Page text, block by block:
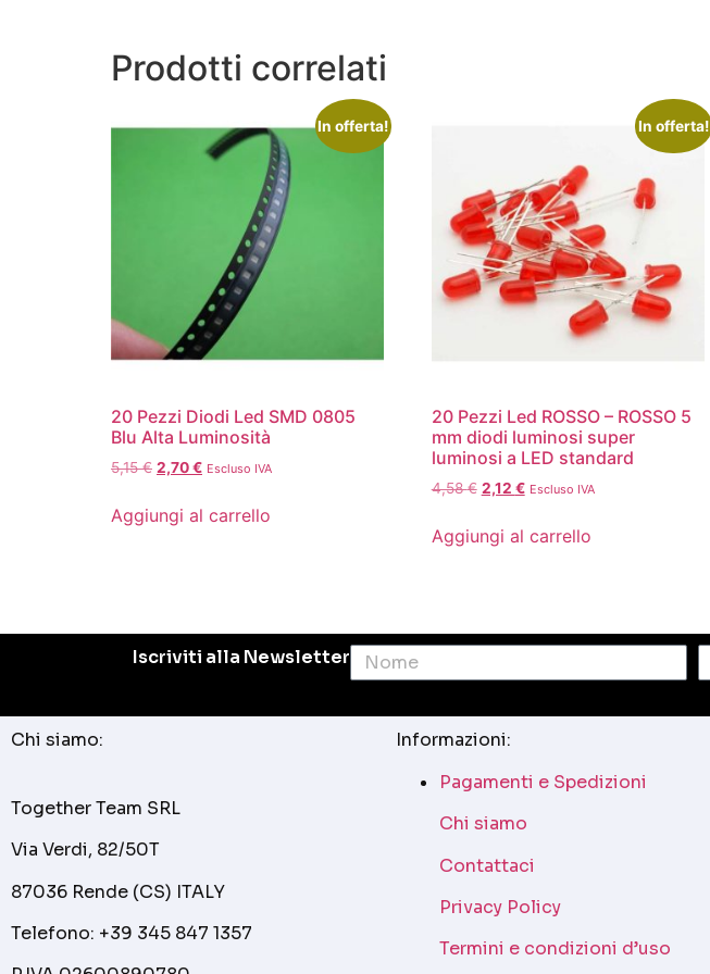
Prodotti correlati
In offerta!
20 Pezzi Diodi Led SMD 0805
Blu Alta Luminosità
5,15€ 2,70€ Escluso IVA
Aggiungi al carrello
In offerta!
20 Pezzi Led ROSSO – ROSSO 5
mm diodi luminosi super
luminosi a LED standard
4,58€ 2,12 € Escluso IVA
Aggiungi al carrello
Iscriviti alla Newsletter
Chi siamo:
Together Team SRL
Via Verdi, 82/50T
87036 Rende (CS) ITALY
Telefono: +39 345 847 1357
Informazioni:
Pagamenti e Spedizioni
Chi siamo
Contattaci
Privacy Policy
Termini e condizioni d’uso